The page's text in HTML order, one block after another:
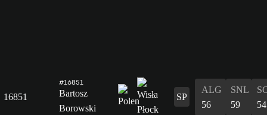
16851
#16851
Bartosz
Borowski
SP
ALG
56
SNL
59
54